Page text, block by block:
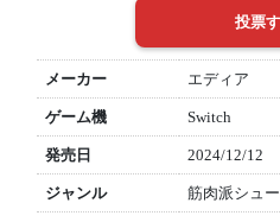
メーカー エディア
ゲーム機 Switch
発売日 2024/12/12
ジャンル 筋肉派シュ